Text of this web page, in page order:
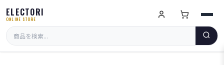
ELECTORI
ONLINE STORE